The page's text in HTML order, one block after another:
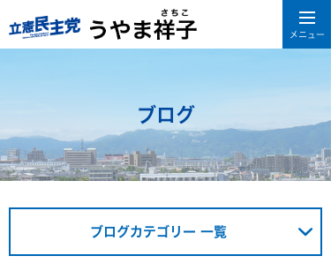
ブログ
ブログカテゴリー 一覧